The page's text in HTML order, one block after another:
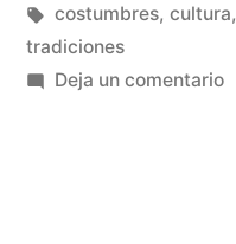
Etiquetas:
costumbres, cultura,
tradiciones
Deja un comentarioen